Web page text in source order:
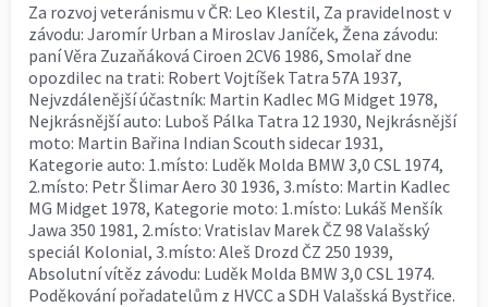
Za rozvoj veteránismu v ČR: Leo Klestil, Za pravidelnost v
závodu: Jaromír Urban a Miroslav Janíček, Žena závodu:
paní Věra Zuzaňáková Ciroen 2CV6 1986, Smolař dne
opozdilec na trati: Robert Vojtíšek Tatra 57A 1937,
Nejvzdálenější účastník: Martin Kadlec MG Midget 1978,
Nejkrásnější auto: Luboš Pálka Tatra 12 1930, Nejkrásnější
moto: Martin Bařina Indian Scouth sidecar 1931,
Kategorie auto: 1.místo: Luděk Molda BMW 3,0 CSL 1974,
2.místo: Petr Šlimar Aero 30 1936, 3.místo: Martin Kadlec
MG Midget 1978, Kategorie moto: 1.místo: Lukáš Menšík
Jawa 350 1981, 2.místo: Vratislav Marek ČZ 98 Valašský
speciál Kolonial, 3.místo: Aleš Drozd ČZ 250 1939,
Absolutní vítěz závodu: Luděk Molda BMW 3,0 CSL 1974.
Poděkování pořadatelům z HVCC a SDH Valašská Bystřice.